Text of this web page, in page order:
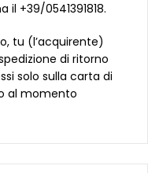
+39/0541391818.
tu (l’acquirente)
di ritorno
solo sulla carta di
al momento